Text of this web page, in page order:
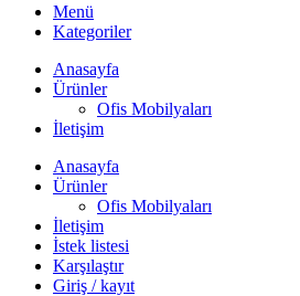
Menü
Kategoriler
Anasayfa
Ürünler
Ofis Mobilyaları
İletişim
Anasayfa
Ürünler
Ofis Mobilyaları
İletişim
İstek listesi
Karşılaştır
Giriş / kayıt